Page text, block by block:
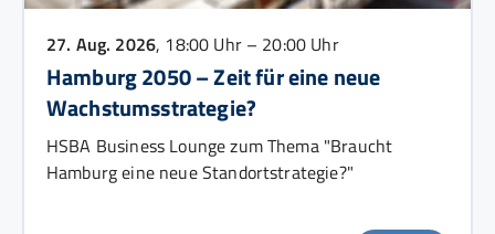
27. Aug. 2026, 18:00 Uhr – 20:00 Uhr
Hamburg 2050 – Zeit für eine neue
Wachstumsstrategie?
HSBA Business Lounge zum Thema "Braucht
Hamburg eine neue Standortstrategie?"